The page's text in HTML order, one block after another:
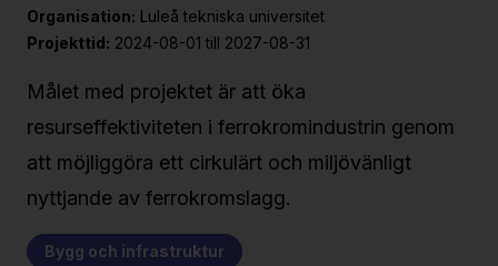
Organisation: Luleå tekniska universitet
Projekttid: 2024-08-01 till 2027-08-31
Målet med projektet är att öka
resurseffektiviteten i ferrokromindustrin genom
att möjliggöra ett cirkulärt och miljövänligt
nyttjande av ferrokromslagg.
Bygg och infrastruktur